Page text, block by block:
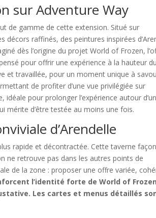
sur Adventure Way
de gamme de cette extension. Situé sur
raffinés, des peintures inspirées
dès l’origine du projet World of Frozen,
pour offrir une expérience à la hauteur du
et travaillée, pour un moment unique à
de profiter d’une vue privilégiée sur
idéale pour prolonger l’expérience autour d’un
mérite d’être testée au moins une fois.
d’Arendelle
rapide et décontractée. Cette taverne façon
ne retrouve pas dans les autres points de
de la zone : proposer une offre variée,
l’identité forte de World of
Les cartes et menus détaillés